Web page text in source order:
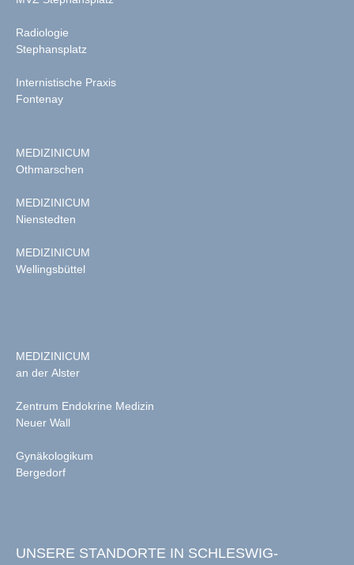
Radiologie
Stephansplatz
Internistische Praxis
Fontenay
MEDIZINICUM
Othmarschen
MEDIZINICUM
Nienstedten
MEDIZINICUM
Wellingsbüttel
MEDIZINICUM
an der Alster
Zentrum Endokrine Medizin
Neuer Wall
Gynäkologikum
Bergedorf
UNSERE STANDORTE IN SCHLESWIG-